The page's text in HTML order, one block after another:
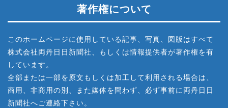
著作権について
このホームページに使用している記事、写真、図版はすべて
株式会社両丹日日新聞社、もしくは情報提供者が著作権を有
しています。
全部または一部を原文もしくは加工して利用される場合は、
商用、非商用の別、また媒体を問わず、必ず事前に両丹日日
新聞社へご連絡下さい。